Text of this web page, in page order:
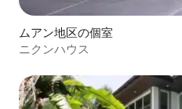
ムアン地区の個室
ニクンハウス